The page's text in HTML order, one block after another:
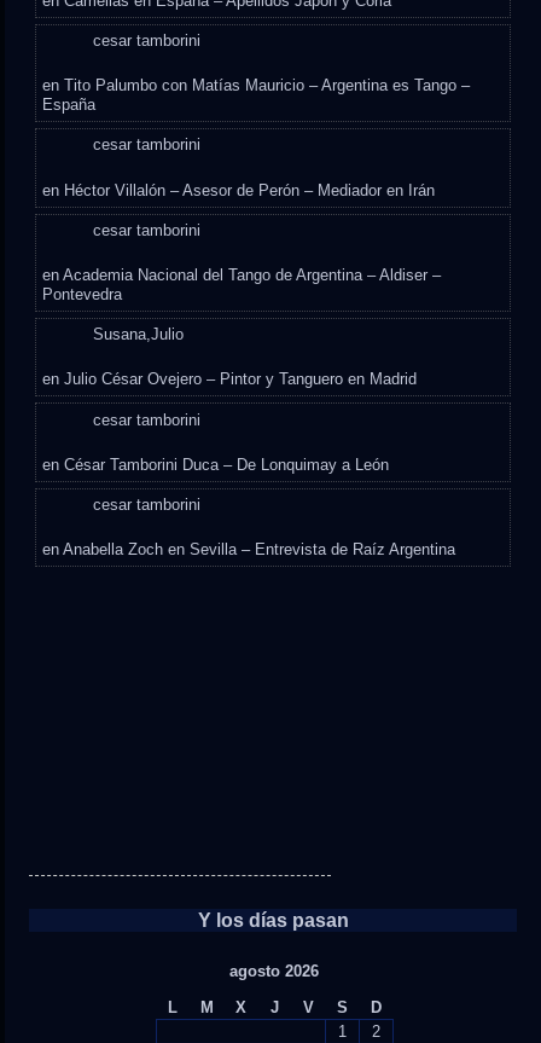
cesar tamborini
enTito Palumbo con Matías Mauricio – Argentina es Tango –
España
cesar tamborini
en Héctor Villalón – Asesor de Perón – Mediador en Irán
cesar tamborini
enAcademia Nacional del Tango de Argentina – Aldiser –
Pontevedra
Susana,Julio
enJulio César Ovejero – Pintor y Tanguero en Madrid
cesar tamborini
enCésar Tamborini Duca – De Lonquimay a León
cesar tamborini
enAnabella Zoch en Sevilla – Entrevista de Raíz Argentina
Y los días pasan
agosto 2026
L
M X J V S
D
1
2